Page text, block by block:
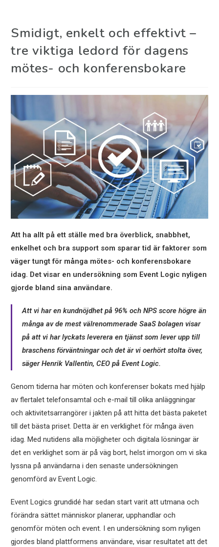
Smidigt, enkelt och effektivt –
tre viktiga ledord för dagens
mötes- och konferensbokare
Att ha allt på ett ställe med bra överblick, snabbhet,
enkelhet och bra support som sparar tid är faktorer som
väger tungt för många mötes- och konferensbokare
idag. Det visar en undersökning som Event Logic nyligen
gjorde bland sina användare.
Att vi har en kundnöjdhet på 96% och NPS score högre än
många av de mest välrenommerade SaaS bolagen visar
på att vi har lyckats leverera en tjänst som lever upp till
braschens förväntningar och det är vi oerhört stolta över,
säger Henrik Vallentin, CEO på Event Logic.
Genom tiderna har möten och konferenser bokats med hjälp
av flertalet telefonsamtal och e-mail till olika anläggningar
och aktivitetsarrangörer i jakten på att hitta det bästa paketet
till det bästa priset. Detta är en verklighet för många även
idag. Med nutidens alla möjligheter och digitala lösningar är
det en verklighet som är på väg bort, helst imorgon om vi ska
lyssna på användarna i den senaste undersökningen
genomförd av Event Logic.
Event Logics grundidé har sedan start varit att utmana och
förändra sättet människor planerar, upphandlar och
genomför möten och event. I en undersökning som nyligen
gjordes bland plattformens användare, visar resultatet att det